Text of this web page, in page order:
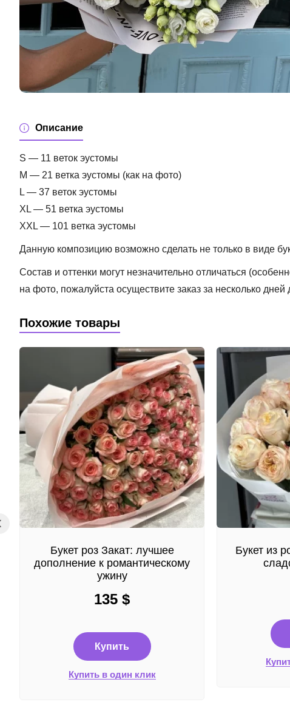
Описание
S — 11 веток эустомы
M — 21 ветка эустомы (как на фото)
L — 37 веток эустомы
XL — 51 ветка эустомы
XXL — 101 ветка эустомы
Данную композицию возможно сделать не только в виде
Состав и оттенки могут незначительно отличаться
на фото, пожалуйста осуществите заказ за несколько дней
Похожие товары
Букет роз Закат: лучшее
дополнение к романтическому
ужину
135 $
Купить
Купить в один клик
Букет из